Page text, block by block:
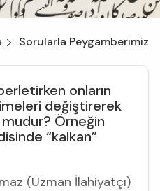
Sorularla Peygamberimiz
onların
değiştirerek
Örneğin
“kalkan”
(Uzman İlahiyatçı)